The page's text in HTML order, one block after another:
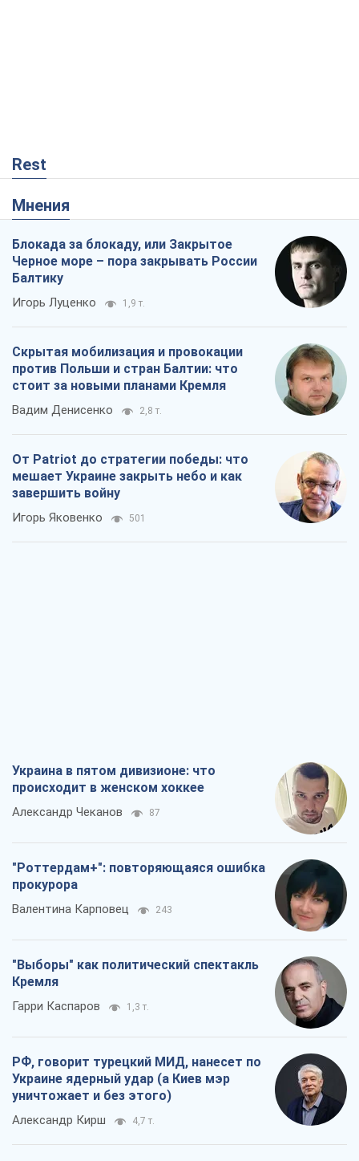
Rest
Мнения
Блокада за блокаду, или Закрытое
Черное море – пора закрывать России
Балтику
Игорь Луценко 1,9 т.
Скрытая мобилизация и провокации
против Польши и стран Балтии: что
стоит за новыми планами Кремля
Вадим Денисенко 2,8 т.
От Patriot до стратегии победы: что
мешает Украине закрыть небо и как
завершить войну
Игорь Яковенко 501
Украина в пятом дивизионе: что
происходит в женском хоккее
Александр Чеканов 87
"Роттердам+": повторяющаяся ошибка
прокурора
Валентина Карповец 243
"Выборы" как политический спектакль
Кремля
Гарри Каспаров 1,3 т.
РФ, говорит турецкий МИД, нанесет по
Украине ядерный удар (а Киев мэр
уничтожает и без этого)
Александр Кирш 4,7 т.